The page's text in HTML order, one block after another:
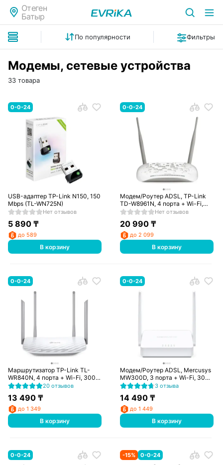
Отеген
Батыр
По популярности Фильтры
Модемы, сетевые устройства
33 товара
0-0-24
USB-адаптер TP-Link N150, 150
Mbps (TL-WN725N)
Нет отзывов
5 890₸
до 589
В корзину
0-0-24
Модем/Роутер ADSL, TP-Link
TD-W8961N, 4 порта + Wi-Fi,
300 Mbps (TD-W8961N)
Нет отзывов
20 990 ₸
до 2 099
В корзину
0-0-24
Маршрутизатор TP-Link TL-
WR840N, 4 порта + Wi-Fi, 300
Mbps (TL-WR840N)
20 отзывов
13 490₸
до 1 349
В корзину
0-0-24
Модем/Роутер ADSL, Mercusys
MW300D, 3 порта + Wi-Fi, 300
Mbps (MW300D)
3 отзыва
14 490 ₸
до 1 449
В корзину
0-0-24 -15% 0-0-24